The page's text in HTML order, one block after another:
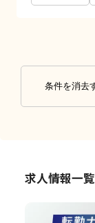
条件を消去
求人情報一